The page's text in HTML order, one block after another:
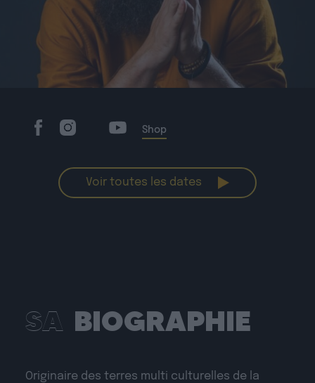
Shop
Voir toutes les dates
SA BIOGRAPHIE
Originaire des terres multi culturelles de la